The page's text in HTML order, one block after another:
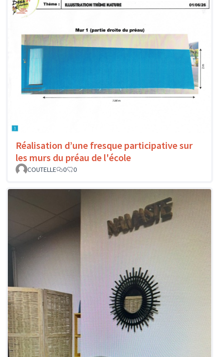
Réalisation d’une fresque participative sur
les murs du préau de l'école
COUTELLE 0 0